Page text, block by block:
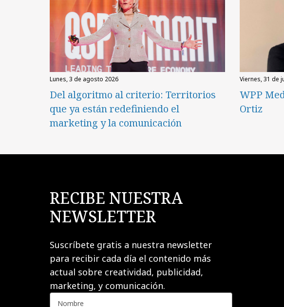
lunes, 3 de agosto 2026
Del algoritmo al criterio: Territorios
que ya están redefiniendo el
marketing y la comunicación
viernes, 31 de
WPP
Ortiz
RECIBE NUESTRA
NEWSLETTER
Suscríbete gratis a nuestra newsletter
para recibir cada día el contenido más
actual sobre creatividad, publicidad,
marketing, y comunicación.